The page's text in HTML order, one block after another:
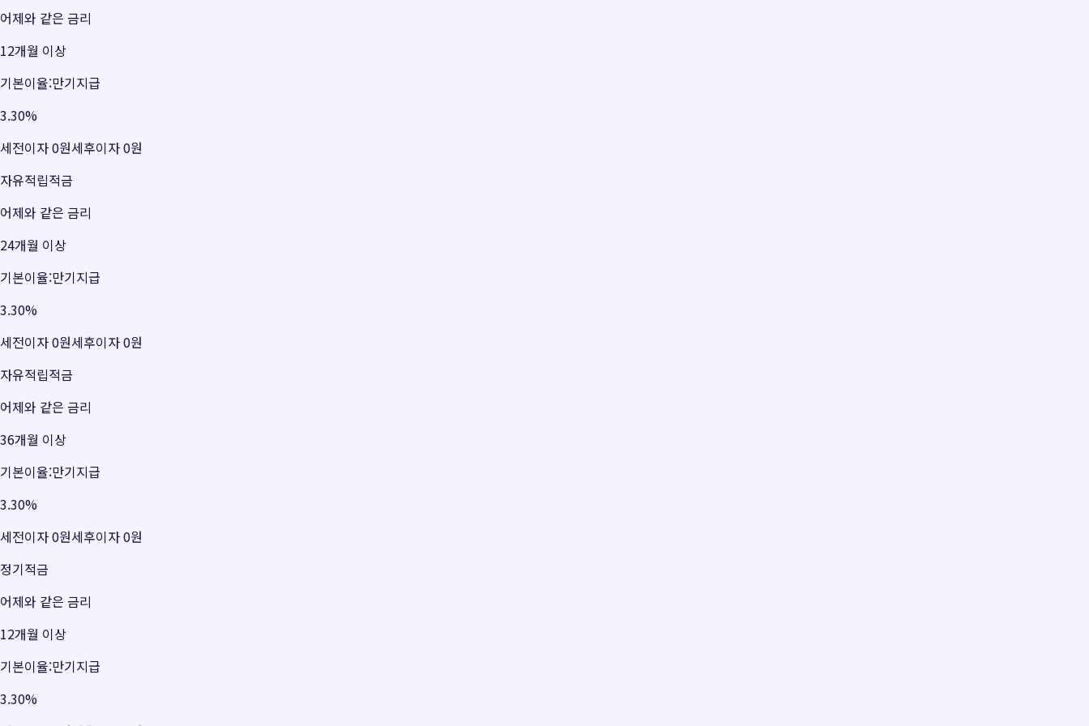
어제와 같은 금리
12개월 이상
기본이율:만기지급
3.30%
세전이자0원세후이자0원
자유적립적금
어제와 같은 금리
24개월 이상
기본이율:만기지급
3.30%
세전이자0원세후이자0원
자유적립적금
어제와 같은 금리
36개월 이상
기본이율:만기지급
3.30%
세전이자0원세후이자0원
정기적금
어제와 같은 금리
12개월 이상
기본이율:만기지급
3.30%